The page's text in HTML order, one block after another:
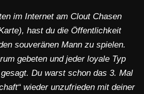
im Internet am Clout Chasen
hast du die Öffentlichkeit
souveränen Mann zu spielen.
gebeten und jeder loyale Typ
Du warst schon das 3. Mal
wieder unzufrieden mit deiner